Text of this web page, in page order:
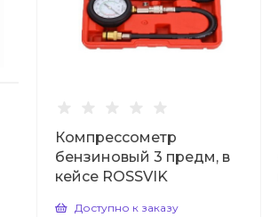
Компрессометр
бензиновый 3 предм, в
кейсе ROSSVIK
Доступно к заказу